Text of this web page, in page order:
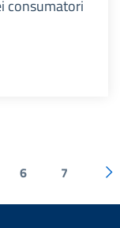
consumatori
6 7